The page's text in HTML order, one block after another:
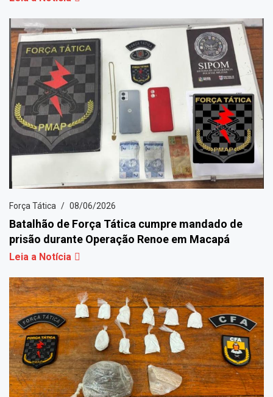
Força Tática 08/06/2026
Batalhão de Força Tática cumpre mandado de
prisão durante Operação Renoe em Macapá
Leia a Notícia